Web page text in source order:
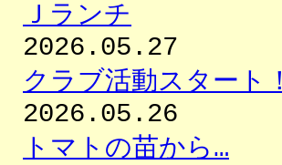
Ｊランチ
2026.05.27
クラブ活動スタート！
2026.05.26
トマトの苗から…